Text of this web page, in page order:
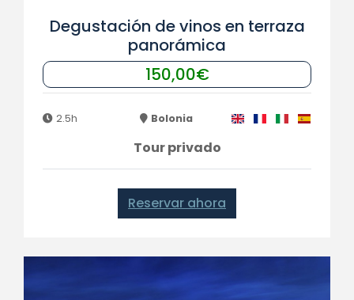
Degustación de vinos en terraza
panorámica
150,00€
2.5h Bolonia
Tour privado
Reservar ahora